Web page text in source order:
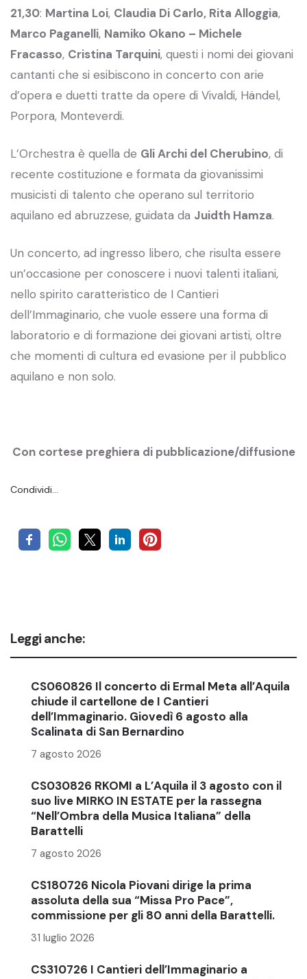
21,30: Martina Loi, Claudia Di Carlo, Rita Alloggia,
Marco Paganelli, Namiko Okano – Michele
Fracasso, Cristina Tarquini, questi i nomi dei giovani
cantanti che si esibiscono in concerto con arie
d’opera e duetti tratte da opere di Vivaldi, Händel,
Porpora, Monteverdi.
L’Orchestra è quella de Gli Archi del Cherubino, di
recente costituzione e formata da giovanissimi
musicisti di talento che operano sul territorio
aquilano ed abruzzese, guidata da Juidth Hamza.
Un concerto, ad ingresso libero, che risulta essere
un’occasione per conoscere i nuovi talenti italiani,
nello spirito caratteristico de I Cantieri
dell’Immaginario, che vuole essere una forma di
laboratorio e di formazione dei giovani artisti, oltre
che momenti di cultura ed evasione per il pubblico
aquilano e non solo.
Con cortese preghiera di pubblicazione/diffusione
Condividi…
Leggi anche:
CS060826 Il concerto di Ermal Meta all’Aquila
chiude il cartellone de I Cantieri
dell’Immaginario. Giovedì 6 agosto alla
Scalinata di San Bernardino
7 agosto 2026
CS030826 RKOMI a L’Aquila il 3 agosto con il
suo live MIRKO IN ESTATE per la rassegna
“Nell’Ombra della Musica Italiana” della
Barattelli
7 agosto 2026
CS180726 Nicola Piovani dirige la prima
assoluta della sua “Missa Pro Pace”,
commissione per gli 80 anni della Barattelli.
31 luglio 2026
CS310726 I Cantieri dell’Immaginario a